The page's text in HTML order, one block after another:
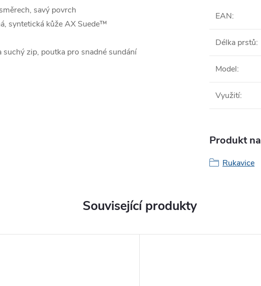
savý povrch
syntetická kůže AX Suede™
zip, poutka pro snadné sundání
EAN:
Délka prstů:
Model:
Využití:
Produkt
Rukavice
Související produkty